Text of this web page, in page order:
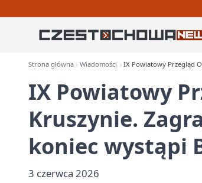
Strona główna Wiadomości IX Powiatowy Przegląd
IX Powiatowy
Kruszynie.
koniec wystąpi
3 czerwca 2026